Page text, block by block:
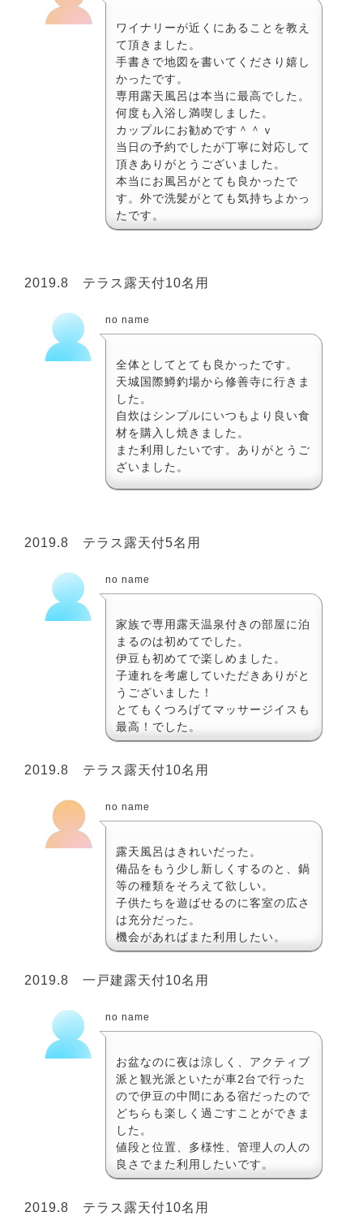
ワイナリーが近くにあることを教え
て頂きました。
手書きで地図を書いてくださり嬉し
かったです。
専用露天風呂は本当に最高でした。
何度も入浴し満喫しました。
カップルにお勧めです＾＾ｖ
当日の予約でしたが丁寧に対応して
頂きありがとうございました。
本当にお風呂がとても良かったで
す。外で洗髪がとても気持ちよかっ
たです。
2019.8 テラス露天付10名用
no name
全体としてとても良かったです。
天城国際鱒釣場から修善寺に行きま
した。
自炊はシンプルにいつもより良い食
材を購入し焼きました。
また利用したいです。ありがとうご
ざいました。
2019.8 テラス露天付5名用
no name
家族で専用露天温泉付きの部屋に泊
まるのは初めてでした。
伊豆も初めてで楽しめました。
子連れを考慮していただきありがと
うございました！
とてもくつろげてマッサージイスも
最高！でした。
2019.8 テラス露天付10名用
no name
露天風呂はきれいだった。
備品をもう少し新しくするのと、鍋
等の種類をそろえて欲しい。
子供たちを遊ばせるのに客室の広さ
は充分だった。
機会があればまた利用したい。
2019.8 一戸建露天付10名用
no name
お盆なのに夜は涼しく、アクティブ
派と観光派といたが車2台で行った
ので伊豆の中間にある宿だったので
どちらも楽しく過ごすことができま
した。
値段と位置、多様性、管理人の人の
良さでまた利用したいです。
2019.8 テラス露天付10名用